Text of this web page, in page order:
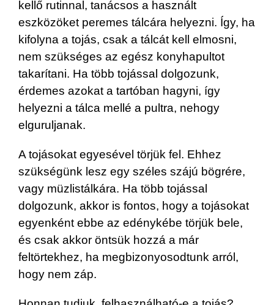
kellő rutinnal, tanácsos a használt
eszközöket peremes tálcára helyezni. Így, ha
kifolyna a tojás, csak a tálcát kell elmosni,
nem szükséges az egész konyhapultot
takarítani. Ha több tojással dolgozunk,
érdemes azokat a tartóban hagyni, így
helyezni a tálca mellé a pultra, nehogy
elguruljanak.
A tojásokat egyesével törjük fel. Ehhez
szükségünk lesz egy széles szájú bögrére,
vagy müzlistálkára. Ha több tojással
dolgozunk, akkor is fontos, hogy a tojásokat
egyenként ebbe az edénykébe törjük bele,
és csak akkor öntsük hozzá a már
feltörtekhez, ha megbizonyosodtunk arról,
hogy nem záp.